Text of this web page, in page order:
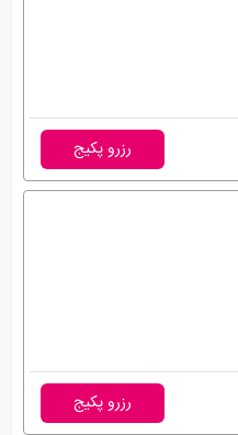
رزرو پکیج
رزرو پکیج